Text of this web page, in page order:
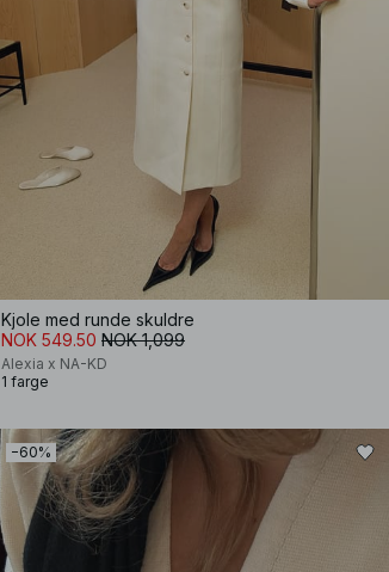
Kjole med runde skuldre
NOK 549.50 NOK 1,099
Alexia x NA-KD
1 farge
−60%